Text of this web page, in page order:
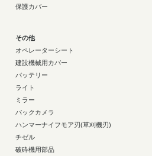
保護カバー
その他
オペレーターシート
建設機械用カバー
バッテリー
ライト
ミラー
バックカメラ
ハンマーナイフモア刃(草刈機刃)
チゼル
破砕機用部品